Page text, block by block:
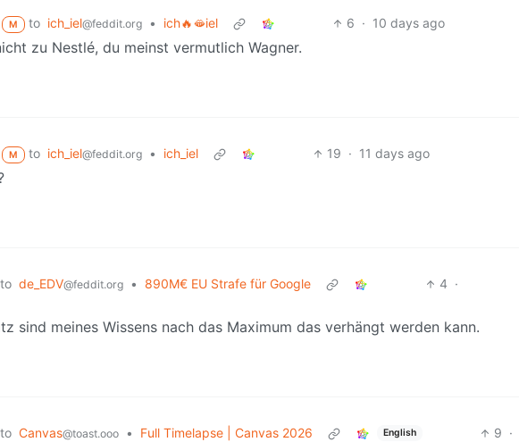
M to ich_iel@feddit.org • ich🔥🫦iel 6 · 10 days ago
zu Nestlé, du meinst vermutlich Wagner.
M to ich_iel@feddit.org • ich_iel 19 · 11 days ago
to de_EDV@feddit.org • 890M€ EU Strafe für Google 4 ·
sind meines Wissens nach das Maximum das verhängt werden kann.
to Canvas@toast.ooo • Full Timelapse | Canvas 2026 English 9 ·